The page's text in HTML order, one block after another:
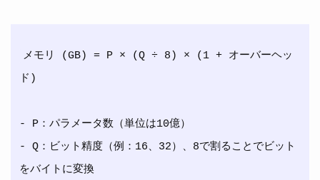
メモリ (GB) = P × (Q ÷ 8) × (1 + オーバーヘッ
ド)
- P：パラメータ数（単位は10億）
- Q：ビット精度（例：16、32）、8で割ることでビット
をバイトに変換